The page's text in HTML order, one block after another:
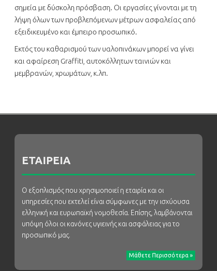
σημεία με δύσκολη πρόσβαση. Οι εργασίες γίνονται με τη
λήψη όλων των προβλεπόμενων μέτρων ασφαλείας από
εξειδικευμένο και έμπειρο προσωπικό.
Εκτός του καθαρισμού των υαλοπινάκων μπορεί να γίνει
και αφαίρεση Graffiti, αυτοκόλλητων ταινιών και
μεμβρανών, χρωμάτων, κ.λπ.
ΕΤΑΙΡΕΙΑ
Ο εξοπλισμός που χρησιμοποιεί η εταιρία και οι
υπηρεσίες που εκτελεί είναι σύμφωνες με την ισχύουσα
ελληνική και ευρωπαϊκή νομοθεσία. Επίσης, λαμβάνονται
υπόψη όλοι οι κανόνες υγιεινής και ασφάλειας για το
προσωπικό μας.
Μάθετε Περισσότερα »